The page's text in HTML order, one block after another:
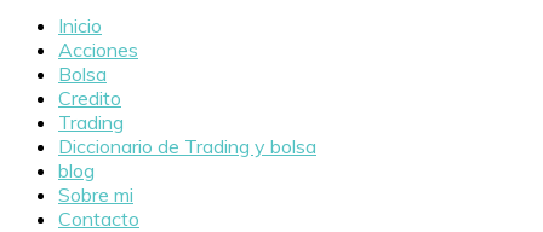
Inicio
Acciones
Bolsa
Credito
Trading
Diccionario de Trading y bolsa
blog
Sobre mi
Contacto